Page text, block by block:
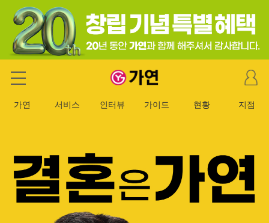
가연 결혼정보회사
마
이
이
가연 서비스 인터뷰 가이드 현황 지점